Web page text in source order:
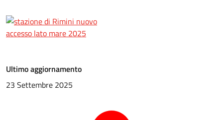
Ultimo aggiornamento
23 Settembre 2025